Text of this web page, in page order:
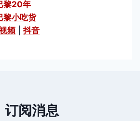
黎20年
黎小吃货
频 抖音
订阅消息